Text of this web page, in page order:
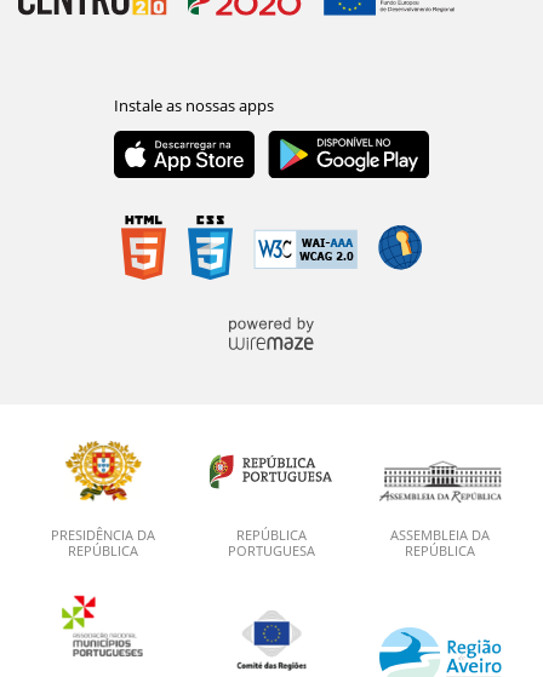
PRESIDÊNCIA DA
REPÚBLICA
REPÚBLICA
PORTUGUESA
ASSEMBLEIA DA
REPÚBLICA